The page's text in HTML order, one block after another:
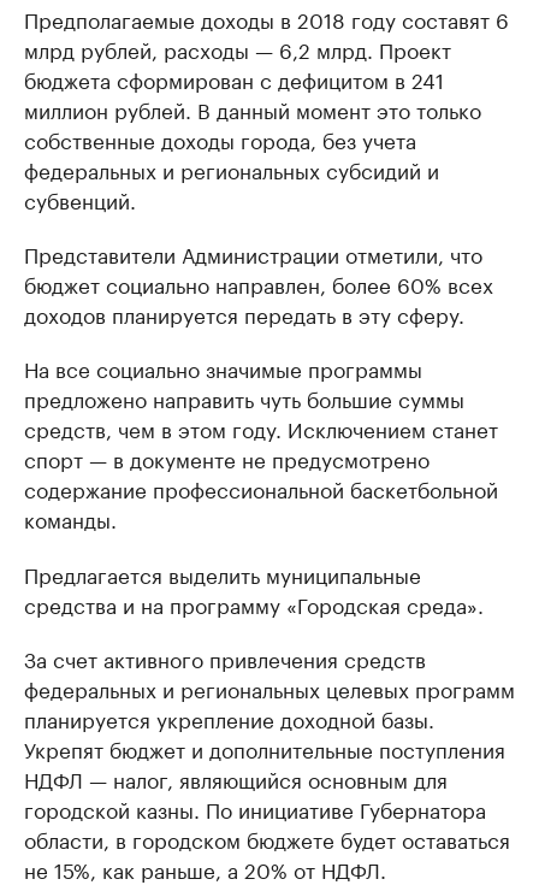
Предполагаемые доходы в 2018 году составят 6
млрд рублей, расходы — 6,2 млрд. Проект
бюджета сформирован с дефицитом в 241
миллион рублей. В данный момент это только
собственные доходы города, без учета
федеральных и региональных субсидий и
субвенций.
Представители Администрации отметили, что
бюджет социально направлен, более 60% всех
доходов планируется передать в эту сферу.
На все социально значимые программы
предложено направить чуть большие суммы
средств, чем в этом году. Исключением станет
спорт — в документе не предусмотрено
содержание профессиональной баскетбольной
команды.
Предлагается выделить муниципальные
средства и на программу «Городская среда».
За счет активного привлечения средств
федеральных и региональных целевых программ
планируется укрепление доходной базы.
Укрепят бюджет и дополнительные поступления
НДФЛ — налог, являющийся основным для
городской казны. По инициативе Губернатора
области, в городском бюджете будет оставаться
не 15%, как раньше, а 20% от НДФЛ.